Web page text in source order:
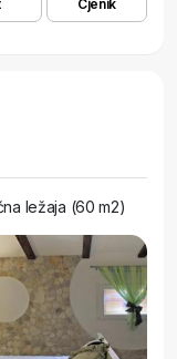
Cjenik
ležaja (60 m2)